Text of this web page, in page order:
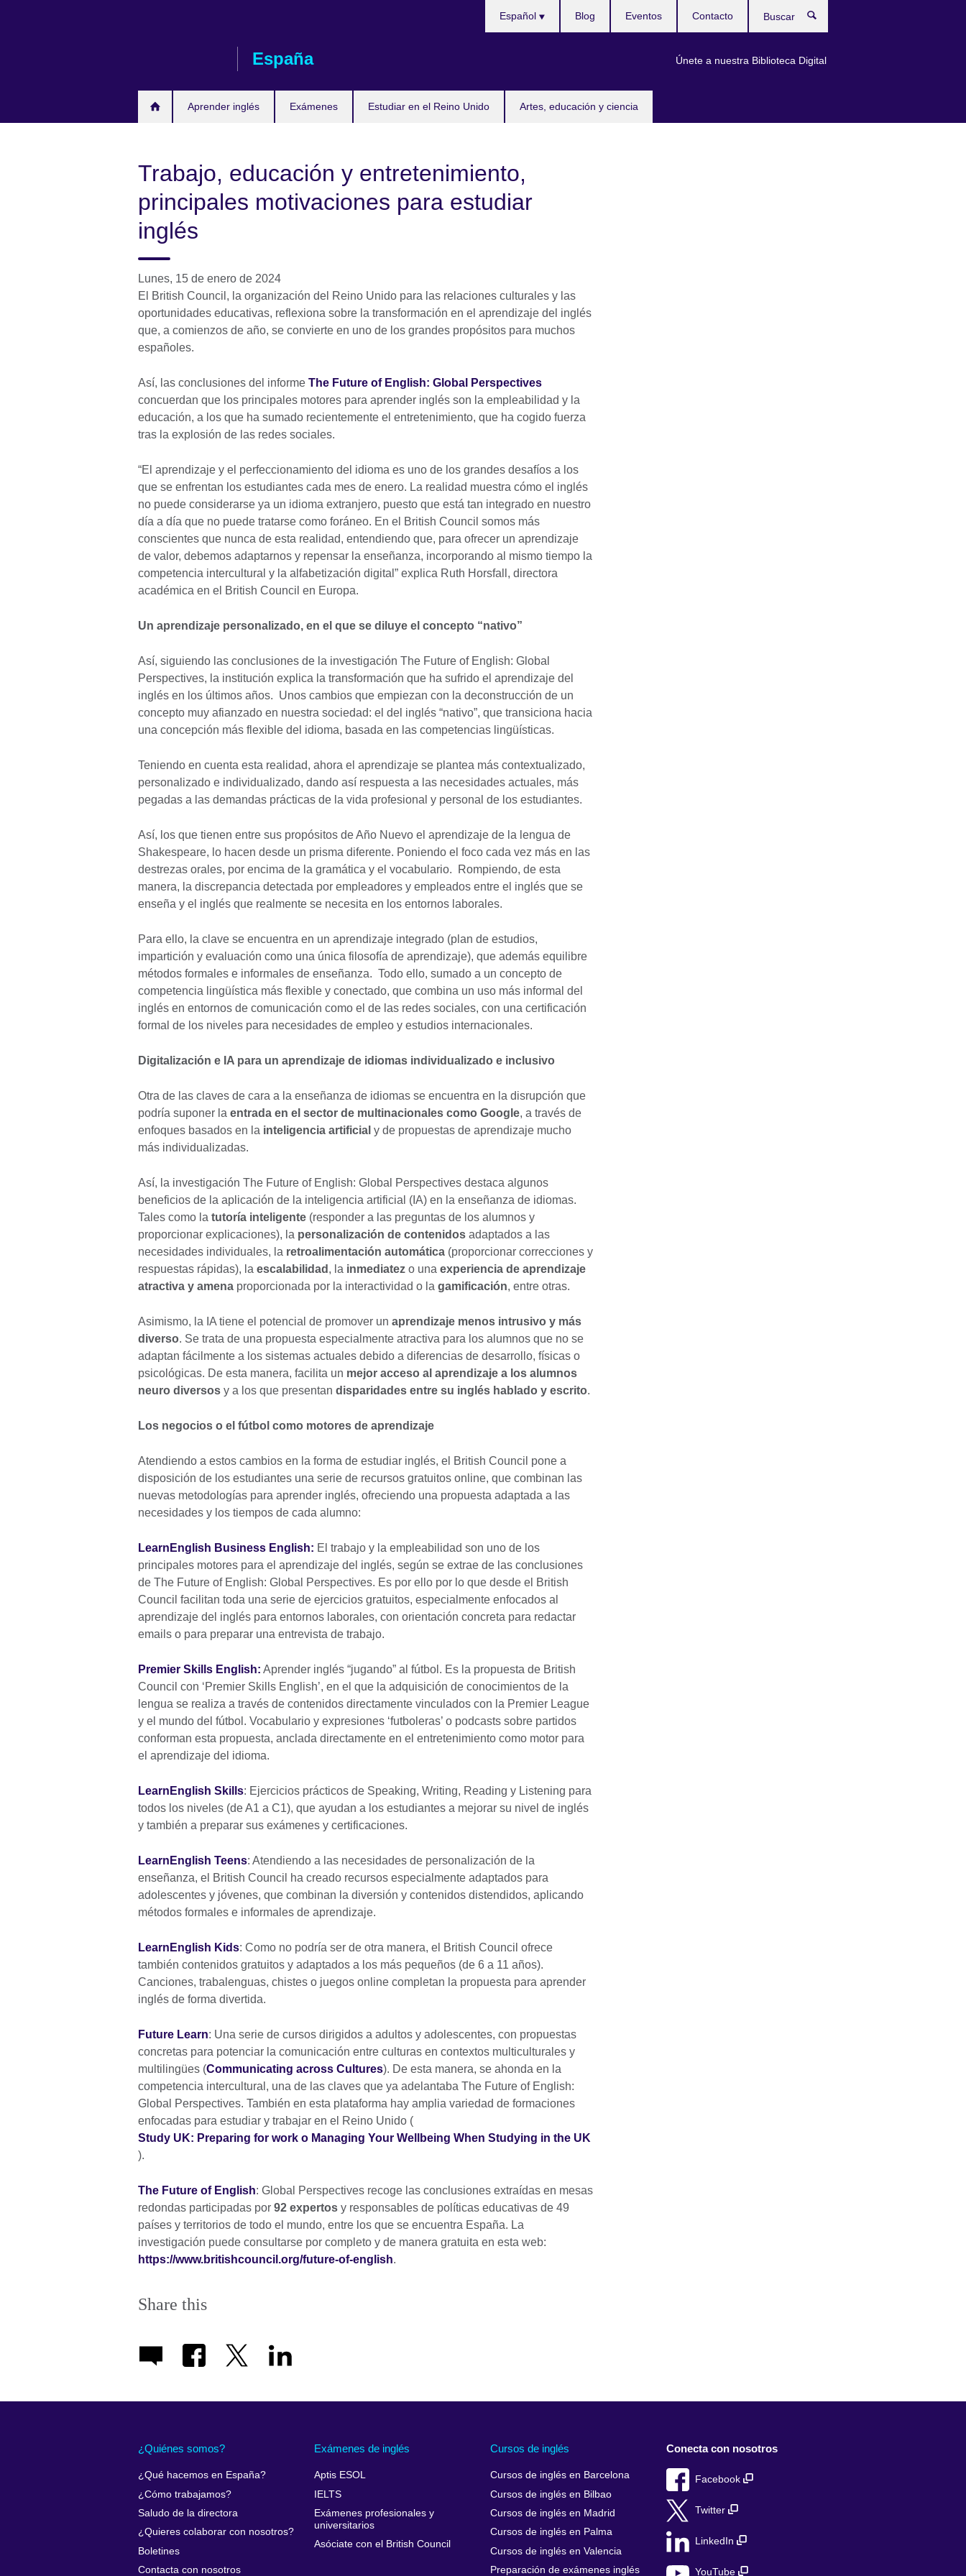
España
Aprender inglés Exámenes Estudiar en el Reino Unido Artes, educación y ciencia
idioma
Español
Únete a nuestra Biblioteca Digital
Blog Eventos Contacto
Trabajo, educación y entretenimiento,
principales motivaciones para estudiar
inglés
Lunes, 15 de enero de 2024
El British Council, la organización del Reino Unido para las relaciones culturales y las
oportunidades educativas, reflexiona sobre la transformación en el aprendizaje del inglés
que, a comienzos de año, se convierte en uno de los grandes propósitos para muchos
españoles.
Así, las conclusiones del informe The Future of English: Global Perspectives
concuerdan que los principales motores para aprender inglés son la empleabilidad y la
educación, a los que ha sumado recientemente el entretenimiento, que ha cogido fuerza
tras la explosión de las redes sociales.
“El aprendizaje y el perfeccionamiento del idioma es uno de los grandes desafíos a los
que se enfrentan los estudiantes cada mes de enero. La realidad muestra cómo el inglés
no puede considerarse ya un idioma extranjero, puesto que está tan integrado en nuestro
día a día que no puede tratarse como foráneo. En el British Council somos más
conscientes que nunca de esta realidad, entendiendo que, para ofrecer un aprendizaje
de valor, debemos adaptarnos y repensar la enseñanza, incorporando al mismo tiempo la
competencia intercultural y la alfabetización digital” explica Ruth Horsfall, directora
académica en el British Council en Europa.
Un aprendizaje personalizado, en el que se diluye el concepto “nativo”
Así, siguiendo las conclusiones de la investigación The Future of English: Global
Perspectives, la institución explica la transformación que ha sufrido el aprendizaje del
inglés en los últimos años. Unos cambios que empiezan con la deconstrucción de un
concepto muy afianzado en nuestra sociedad: el del inglés “nativo”, que transiciona hacia
una concepción más flexible del idioma, basada en las competencias lingüísticas.
Teniendo en cuenta esta realidad, ahora el aprendizaje se plantea más contextualizado,
personalizado e individualizado, dando así respuesta a las necesidades actuales, más
pegadas a las demandas prácticas de la vida profesional y personal de los estudiantes.
Así, los que tienen entre sus propósitos de Año Nuevo el aprendizaje de la lengua de
Shakespeare, lo hacen desde un prisma diferente. Poniendo el foco cada vez más en las
destrezas orales, por encima de la gramática y el vocabulario. Rompiendo, de esta
manera, la discrepancia detectada por empleadores y empleados entre el inglés que se
enseña y el inglés que realmente se necesita en los entornos laborales.
Para ello, la clave se encuentra en un aprendizaje integrado (plan de estudios,
impartición y evaluación como una única filosofía de aprendizaje), que además equilibre
métodos formales e informales de enseñanza. Todo ello, sumado a un concepto de
competencia lingüística más flexible y conectado, que combina un uso más informal del
inglés en entornos de comunicación como el de las redes sociales, con una certificación
formal de los niveles para necesidades de empleo y estudios internacionales.
Digitalización e IA para un aprendizaje de idiomas individualizado e inclusivo
Otra de las claves de cara a la enseñanza de idiomas se encuentra en la disrupción que
podría suponer la entrada en el sector de multinacionales como Google, a través de
enfoques basados en la inteligencia artificial y de propuestas de aprendizaje mucho
más individualizadas.
Así, la investigación The Future of English: Global Perspectives destaca algunos
beneficios de la aplicación de la inteligencia artificial (IA) en la enseñanza de idiomas.
Tales como la tutoría inteligente (responder a las preguntas de los alumnos y
proporcionar explicaciones), la personalización de contenidos adaptados a las
necesidades individuales, la retroalimentación automática (proporcionar correcciones y
respuestas rápidas), la escalabilidad , la inmediatez o una experiencia de aprendizaje
atractiva y amena proporcionada por la interactividad o la gamificación, entre otras.
Asimismo, la IA tiene el potencial de promover un aprendizaje menos intrusivo y más
diverso. Se trata de una propuesta especialmente atractiva para los alumnos que no se
adaptan fácilmente a los sistemas actuales debido a diferencias de desarrollo, físicas o
psicológicas. De esta manera, facilita un mejor acceso al aprendizaje a los alumnos
neuro diversos y a los que presentan disparidades entre su inglés hablado y escrito.
Los negocios o el fútbol como motores de aprendizaje
Atendiendo a estos cambios en la forma de estudiar inglés, el British Council pone a
disposición de los estudiantes una serie de recursos gratuitos online, que combinan las
nuevas metodologías para aprender inglés, ofreciendo una propuesta adaptada a las
necesidades y los tiempos de cada alumno:
LearnEnglish Business English: El trabajo y la empleabilidad son uno de los
principales motores para el aprendizaje del inglés, según se extrae de las conclusiones
de The Future of English: Global Perspectives. Es por ello por lo que desde el British
Council facilitan toda una serie de ejercicios gratuitos, especialmente enfocados al
aprendizaje del inglés para entornos laborales, con orientación concreta para redactar
emails o para preparar una entrevista de trabajo.
Premier Skills English: Aprender inglés “jugando” al fútbol. Es la propuesta de British
Council con ‘Premier Skills English’, en el que la adquisición de conocimientos de la
lengua se realiza a través de contenidos directamente vinculados con la Premier League
y el mundo del fútbol. Vocabulario y expresiones ‘futboleras’ o podcasts sobre partidos
conforman esta propuesta, anclada directamente en el entretenimiento como motor para
el aprendizaje del idioma.
LearnEnglish Skills: Ejercicios prácticos de Speaking, Writing, Reading y Listening para
todos los niveles (de A1 a C1), que ayudan a los estudiantes a mejorar su nivel de inglés
y también a preparar sus exámenes y certificaciones.
LearnEnglish Teens: Atendiendo a las necesidades de personalización de la
enseñanza, el British Council ha creado recursos especialmente adaptados para
adolescentes y jóvenes, que combinan la diversión y contenidos distendidos, aplicando
métodos formales e informales de aprendizaje.
LearnEnglish Kids: Como no podría ser de otra manera, el British Council ofrece
también contenidos gratuitos y adaptados a los más pequeños (de 6 a 11 años).
Canciones, trabalenguas, chistes o juegos online completan la propuesta para aprender
inglés de forma divertida.
Future Learn: Una serie de cursos dirigidos a adultos y adolescentes, con propuestas
concretas para potenciar la comunicación entre culturas en contextos multiculturales y
multilingües (Communicating across Cultures). De esta manera, se ahonda en la
competencia intercultural, una de las claves que ya adelantaba The Future of English:
Global Perspectives. También en esta plataforma hay amplia variedad de formaciones
enfocadas para estudiar y trabajar en el Reino Unido (
Study UK: Preparing for work o Managing Your Wellbeing When Studying in the UK
).
The Future of English: Global Perspectives recoge las conclusiones extraídas en mesas
redondas participadas por 92 expertos y responsables de políticas educativas de 49
países y territorios de todo el mundo, entre los que se encuentra España. La
investigación puede consultarse por completo y de manera gratuita en esta web:
https://www.britishcouncil.org/future-of-english.
Share this
¿Quiénes somos?
¿Qué hacemos en España?
¿Cómo trabajamos?
Saludo de la directora
¿Quieres colaborar con nosotros?
Boletines
Contacta con nosotros
Exámenes de inglés
Aptis ESOL
IELTS
Exámenes profesionales y
universitarios
Asóciate con el British Council
Cursos de inglés
Cursos de inglés en Barcelona
Cursos de inglés en Bilbao
Cursos de inglés en Madrid
Cursos de inglés en Palma
Cursos de inglés en Valencia
Preparación de exámenes inglés
Conecta con nosotros
Facebook
Twitter
LinkedIn
YouTube